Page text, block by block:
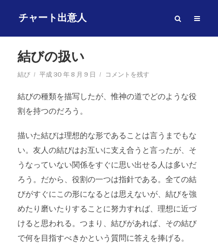
チャート出意人
結びの扱い
結び 平成 30 年 8 月 9 日 コメントを残す
結びの種類を描写したが、惟神の道でどのような役
割を持つのだろう。
描いた結びは理想的な形であることは言うまでもな
い。友人の結びはお互いに支え合うと言ったが、そ
うなっていない関係をすぐに思い出せる人は多いだ
ろう。だから、役割の一つは指針である。全ての結
びがすぐにこの形になるとは思えないが、結びを強
めたり磨いたりすることに努力すれば、理想に近づ
けると思われる。つまり、結びがあれば、その結び
で何を目指すべきかという質問に答えを捧げる。